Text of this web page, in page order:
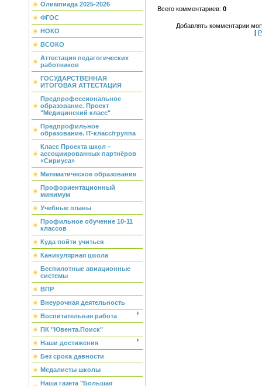
Олимпиада 2025-2026
ФГОС
НОКО
ВСОКО
Аттестация педагогических
работников
ГОСУДАРСТВЕННАЯ
ИТОГОВАЯ АТТЕСТАЦИЯ
Предпрофессиональное
образование. Проект
"Медицинский класс"
Предпрофильное
образование. IT-класс/группа
Класс Проекта школ –
ассоциированных партнёров
«Сириуса»
Математическое образование
Профориентационный
минимум
Учебные планы
Профильное обучение 10-11
классов
Куда пойти учиться
Каникулярная школа
Беспилотные авиационные
системы
ВПР
Внеурочная деятельность
Воспитательная работа
ПК "Ювента.Поиск"
Наши достижения
Без срока давности
Медалисты школы
Наша газета "Большая
Всего комментариев: 0
Добавлять комментарии
[